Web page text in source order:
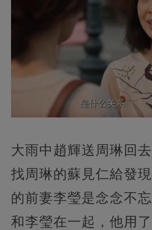
大雨中趙輝送周琳回
找周琳的蘇見仁給發
的前妻李瑩是念念不
和李瑩在一起，他用